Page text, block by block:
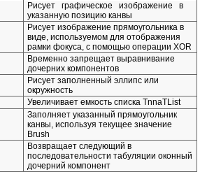
Рисует графическое изображение в
указанную позицию канвы
Рисует изображение прямоугольника в
виде, используемом для отображения
рамки фокуса, с помощью операции XOR
Временно запрещает выравнивание
дочерних компонентов
Рисует заполненный эллипс или
окружность
Увеличивает емкость списка TnnaTList
Заполняет указанный прямоугольник
канвы, используя текущее значение
Brush
Возвращает следующий в
последовательности табуляции оконный
дочерний компонент